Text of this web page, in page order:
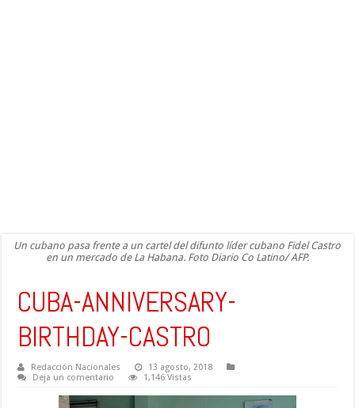
Un cubano pasa frente a un cartel del difunto líder cubano Fidel Castro
en un mercado de La Habana. Foto Diario Co Latino/ AFP.
CUBA-ANNIVERSARY-
BIRTHDAY-CASTRO
Redacción Nacionales
13 agosto, 2018
Deja un comentario
1,146 Vistas